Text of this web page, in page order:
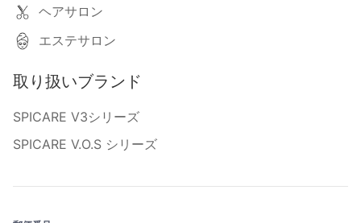
ヘアサロン
エステサロン
取り扱いブランド
SPICARE V3シリーズ
SPICARE V.O.S シリーズ